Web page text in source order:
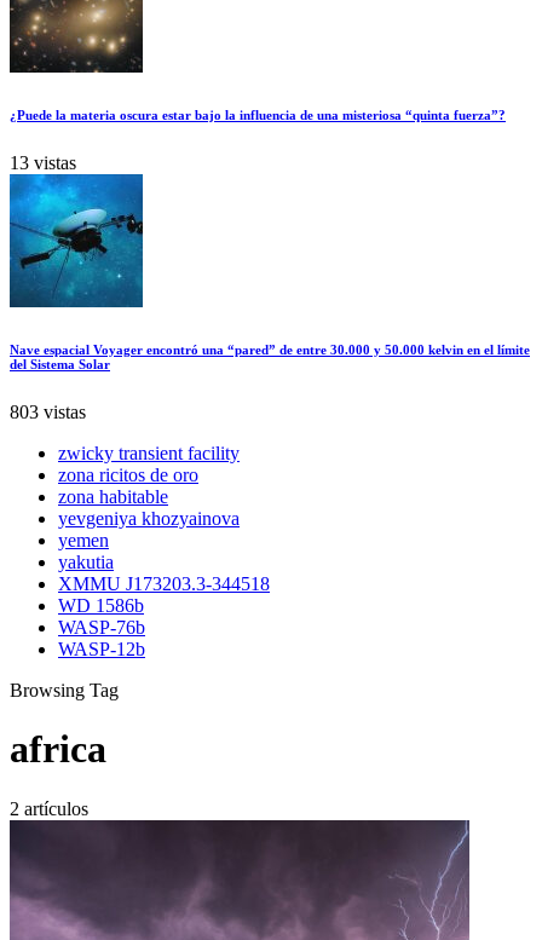
¿Puede la materia oscura estar bajo la influencia de una misteriosa “quinta fuerza”?
13 vistas
Nave espacial Voyager encontró una “pared” de entre 30.000 y 50.000 kelvin en el límite
del Sistema Solar
803 vistas
zwicky transient facility
zona ricitos de oro
zona habitable
yevgeniya khozyainova
yemen
yakutia
XMMU J173203.3-344518
WD 1586b
WASP-76b
WASP-12b
Browsing Tag
africa
2 artículos